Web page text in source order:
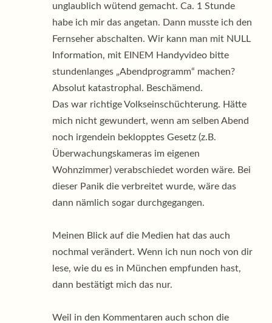
unglaublich wütend gemacht. Ca. 1 Stunde
habe ich mir das angetan. Dann musste ich den
Fernseher abschalten. Wir kann man mit NULL
Information, mit EINEM Handyvideo bitte
stundenlanges „Abendprogramm“ machen?
Absolut katastrophal. Beschämend.
Das war richtige Volkseinschüchterung. Hätte
mich nicht gewundert, wenn am selben Abend
noch irgendein beklopptes Gesetz (z.B.
Überwachungskameras im eigenen
Wohnzimmer) verabschiedet worden wäre. Bei
dieser Panik die verbreitet wurde, wäre das
dann nämlich sogar durchgegangen.
Meinen Blick auf die Medien hat das auch
nochmal verändert. Wenn ich nun noch von dir
lese, wie du es in München empfunden hast,
dann bestätigt mich das nur.
Weil in den Kommentaren auch schon die